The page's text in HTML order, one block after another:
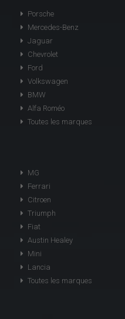
Porsche
Mercedes-Benz
Jaguar
Chevrolet
Ford
Volkswagen
BMW
Alfa Roméo
Toutes les marques
MG
Ferrari
Citroen
Triumph
Fiat
Austin Healey
Mini
Lancia
Toutes les marques